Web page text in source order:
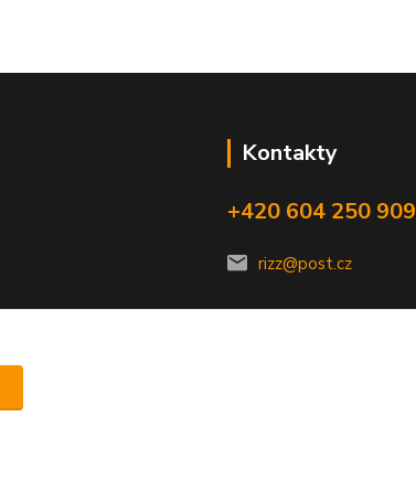
Kontakty
+420 604 250 909
rizz@post.cz